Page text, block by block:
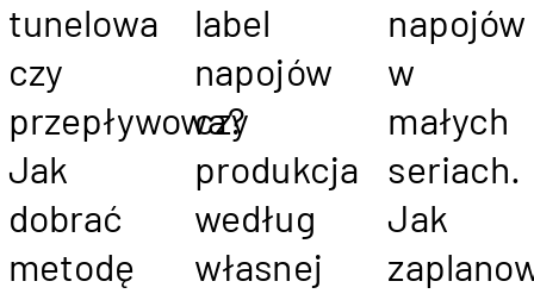
tunelowa
czy
przepływowa?
Jak
dobrać
metodę
label
napojów
czy
produkcja
według
własnej
napojów
w
małych
seriach.
Jak